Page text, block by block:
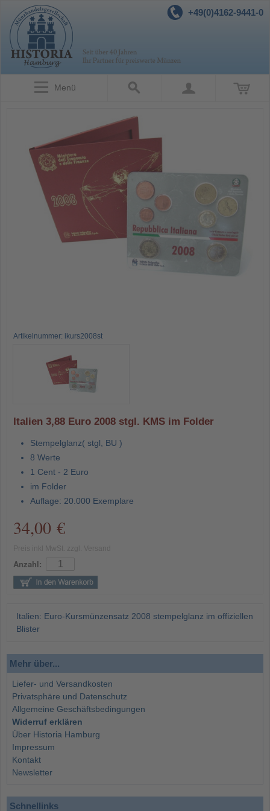
+49(0)4162-9441-0
Menü
Artikelnummer: ikurs2008st
Italien 3,88 Euro 2008 stgl. KMS im Folder
Stempelglanz( stgl, BU )
8 Werte
1 Cent - 2 Euro
im Folder
Auflage: 20.000 Exemplare
34,00 €
Anzahl:
Italien: Euro-Kursmünzensatz 2008 stempelglanz im offiziellen
Blister
Mehr über...
Liefer- und Versandkosten
Privatsphäre und Datenschutz
Allgemeine Geschäftsbedingungen
Widerruf erklären
Über Historia Hamburg
Impressum
Kontakt
Newsletter
Schnellinks